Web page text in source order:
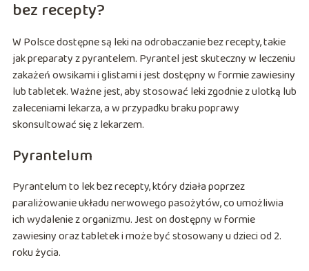
bez recepty?
W Polsce dostępne są leki na odrobaczanie bez recepty, takie
jak preparaty z pyrantelem. Pyrantel jest skuteczny w leczeniu
zakażeń owsikami i glistami i jest dostępny w formie zawiesiny
lub tabletek. Ważne jest, aby stosować leki zgodnie z ulotką lub
zaleceniami lekarza, a w przypadku braku poprawy
skonsultować się z lekarzem.
Pyrantelum
Pyrantelum to lek bez recepty, który działa poprzez
paraliżowanie układu nerwowego pasożytów, co umożliwia
ich wydalenie z organizmu. Jest on dostępny w formie
zawiesiny oraz tabletek i może być stosowany u dzieci od 2.
roku życia.